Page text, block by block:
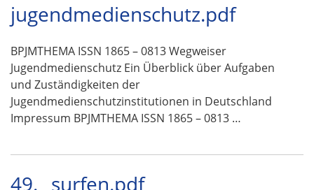
jugendmedienschutz.pdf
BPJMTHEMA ISSN 1865 – 0813 Wegweiser
Jugendmedienschutz Ein Überblick über Aufgaben
und Zuständigkeiten der
Jugendmedienschutzinstitutionen in Deutschland
Impressum BPJMTHEMA ISSN 1865 – 0813 …
49. surfen.pdf